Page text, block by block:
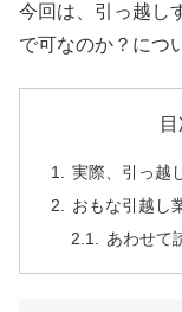
今回は、引っ越し
で可なのか？につ
実際、引っ越
おもな引越し
あわせて